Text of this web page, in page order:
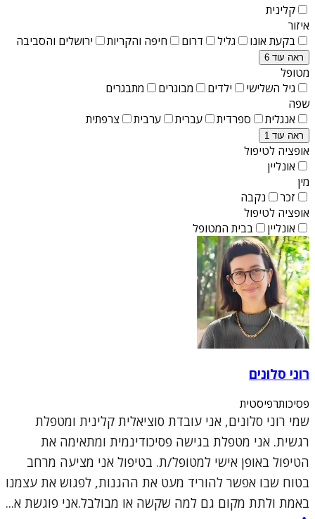
קלינית
איזור
בקעת אונו
גליל דרום חיפה והקריות ירושלים והסביבה
ראה עוד 6
מטופל
גיל השלישי
ילדים מבוגרים
מתבגרים
שפה
אנגלית
ספרדית עברית ערבית צרפתית
ראה עוד 1
אופציה לטיפול
אונליין
מין
זכר
נקבה
אופציה לטיפול
אונליין
בבית המטופל
רוני סלונים
פסיכותרפיסטית
שמי רוני סלונים, אני עובדת סוציאלית קלינית ומטפלת
רגשית. אני מטפלת בגישה פסיכודינמית ומתאימה את
הטיפול באופן אישי למטופל/ת. בטיפול אני מציעה מרחב
בטוח שבו אפשר להוריד מעט את ההגנות, לפגוש את עצמנו
באמת ולתת מקום גם למה שקשה או מבולבל.אני פוגשת א...